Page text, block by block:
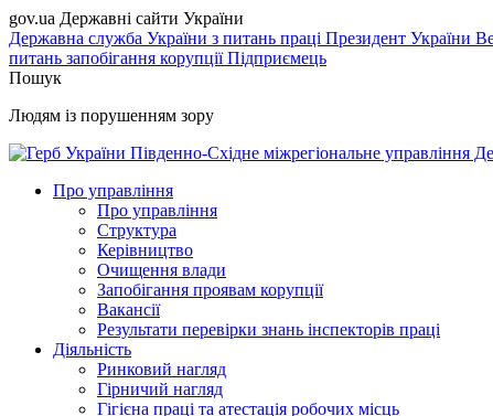
gov.ua Державні сайти України
Державна служба України з питань праці Президент України
питань запобігання корупціїПідприємець
Пошук
Людям із порушенням зору
Південно-Східне міжрегіональне управління
Про управління
Про управління
Структура
Керівництво
Очищення влади
Запобігання проявам корупції
Вакансії
Результати перевірки знань інспекторів праці
Діяльність
Ринковий нагляд
Гірничий нагляд
Гігієна праці та атестація робочих місць